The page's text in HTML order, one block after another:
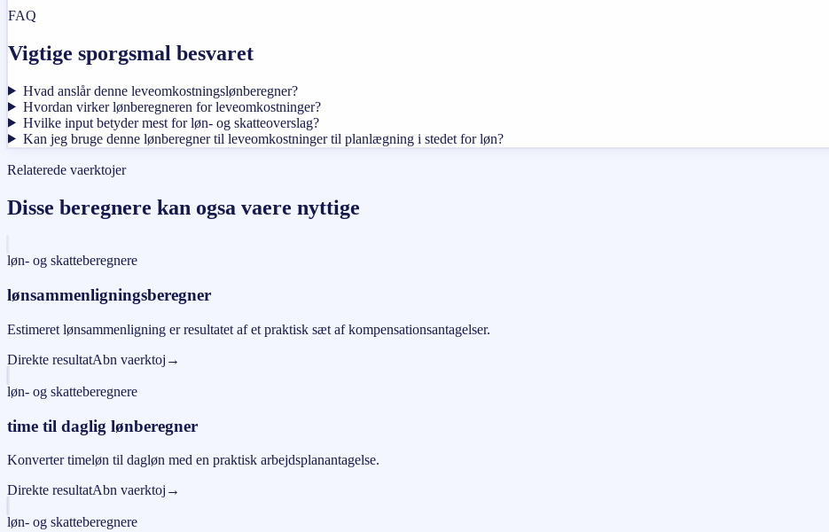
FAQ
Vigtige sporgsmal besvaret
Hvad anslår denne leveomkostningslønberegner?
Hvordan virker lønberegneren for leveomkostninger?
Hvilke input betyder mest for løn- og skatteoverslag?
Kan jeg bruge denne lønberegner til leveomkostninger til planlægning i stedet for løn?
Relaterede vaerktojer
Disse beregnere kan ogsa vaere nyttige
løn- og skatteberegnere
lønsammenligningsberegner
Estimeret lønsammenligning er resultatet af et praktisk sæt af kompensationsantagelser.
Direkte resultatAbn vaerktoj →
løn- og skatteberegnere
time til daglig lønberegner
Konverter timeløn til dagløn med en praktisk arbejdsplanantagelse.
Direkte resultatAbn vaerktoj →
løn- og skatteberegnere